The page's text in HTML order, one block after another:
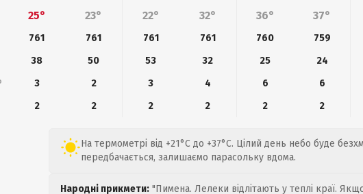
25°
23° 22° 32° 36° 37°
761 761 761 761 760 759
38
50 53 32 25 24
3
2 3 4 6 6
2
2 2 2 2 2
На термометрі від +21°C до +37°C. Цілий день небо буде
передбачається, залишаємо парасольку вдома.
Народні прикмети: "Пимена. Лелеки відлітають у теплі краї.